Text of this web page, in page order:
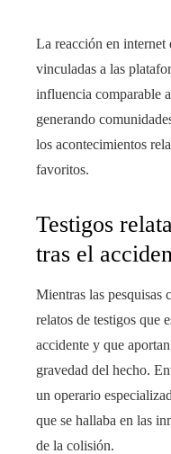
La reacción en internet
vinculadas a las
influencia comparable
generando
los acontecimientos
favoritos.
Testigos
tras el
Mientras las pesquisas
relatos de testigos que
accidente y que
gravedad del hecho.
un operario
que se hallaba en las
de la colisión.